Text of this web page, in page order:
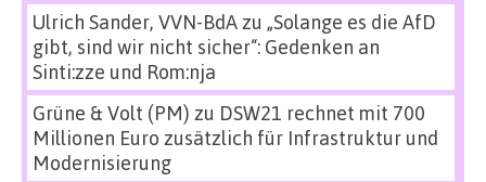
Ulrich Sander, VVN-BdAzu „Solange es die AfD
gibt, sind wir nicht sicher“: Gedenken an
Sinti:zze und Rom:nja
Grüne & Volt (PM) zu DSW21 rechnet mit 700
Millionen Euro zusätzlich für Infrastruktur und
Modernisierung